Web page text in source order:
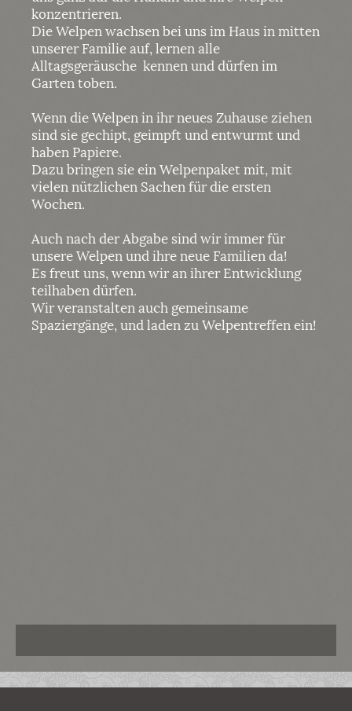
konzentrieren.
Die Welpen wachsen bei uns im Haus in mitten
unserer Familie auf, lernen alle
Alltagsgeräusche kennen und dürfen im
Garten toben.
Wenn die Welpen in ihr neues Zuhause ziehen
sind sie gechipt, geimpft und entwurmt und
haben Papiere.
Dazu bringen sie ein Welpenpaket mit, mit
vielen nützlichen Sachen für die ersten
Wochen.
Auch nach der Abgabe sind wir immer für
unsere Welpen und ihre neue Familien da!
Es freut uns, wenn wir an ihrer Entwicklung
teilhaben dürfen.
Wir veranstalten auch gemeinsame
Spaziergänge, und laden zu Welpentreffen ein!